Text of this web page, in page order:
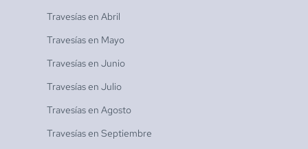
Travesías en Abril
Travesías en Mayo
Travesías en Junio
Travesías en Julio
Travesías en Agosto
Travesías en Septiembre